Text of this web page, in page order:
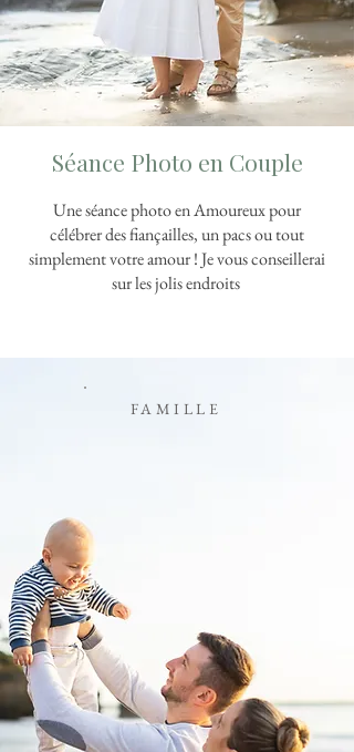
Séance Photo en Couple
Une séance photo en Amoureux pour
célébrer des fiançailles, un pacs ou tout
simplement votre amour ! Je vous conseillerai
sur les jolis endroits
FAMILLE